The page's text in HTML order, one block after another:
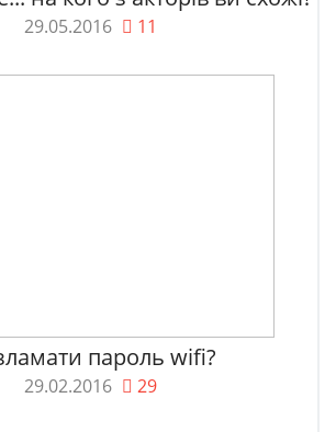
29.05.2016 11
пароль wifi?
29.02.2016 29